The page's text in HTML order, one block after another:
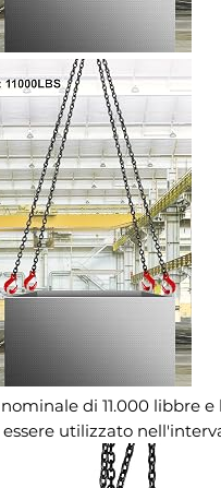
di 11.000 libbre
utilizzato